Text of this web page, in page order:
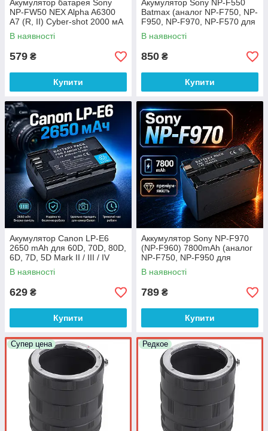
Акумулятор батарея Sony
NP-FW50 NEX Alpha A6300
A7 (R, II) Cyber-shot 2000 мА
/ год
В наявності
579 ₴
Купити
Акумулятор Sony NP-F550
Batmax (аналог NP-F750, NP-
F950, NP-F970, NP-F570 для
Yongnuo) 1200 мА / год
В наявності
850 ₴
Купити
Акумулятор Canon LP-E6
2650 mAh для 60D, 70D, 80D,
6D, 7D, 5D Mark II / III / IV
В наявності
629 ₴
Купити
Аккумулятор Sony NP-F970
(NP-F960) 7800mAh (аналог
NP-F750, NP-F950 для
Yongnuo)
В наявності
789 ₴
Купити
Супер цена Редкое